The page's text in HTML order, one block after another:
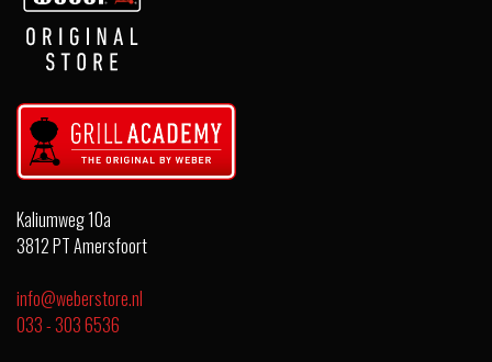
Kaliumweg 10a
3812 PT Amersfoort
info@weberstore.nl
033 - 303 6536